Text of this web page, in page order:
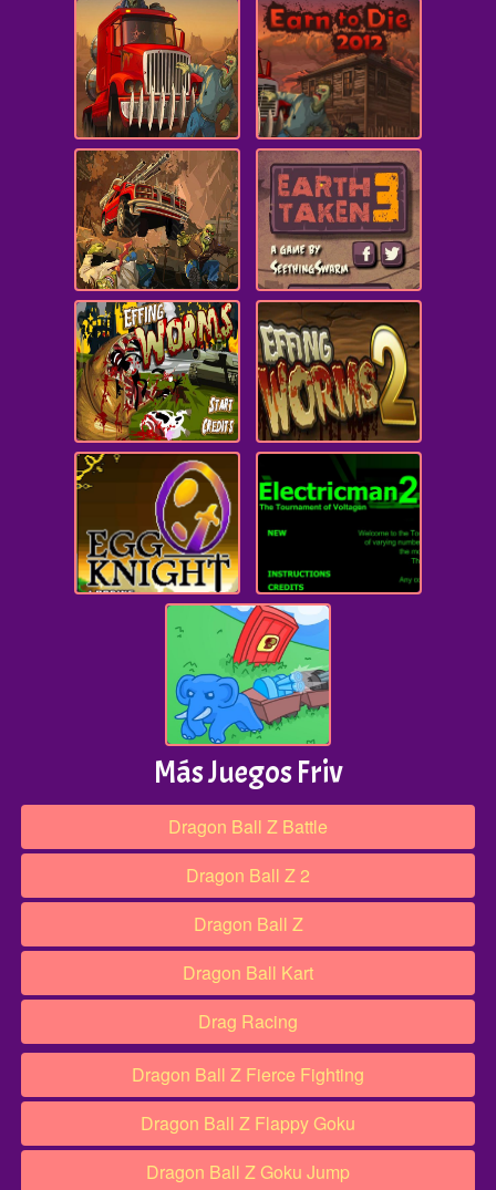
Más Juegos Friv
Dragon Ball Z Battle
Dragon Ball Z 2
Dragon Ball Z
Dragon Ball Kart
Drag Racing
Dragon Ball Z Fierce Fighting
Dragon Ball Z Flappy Goku
Dragon Ball Z Goku Jump